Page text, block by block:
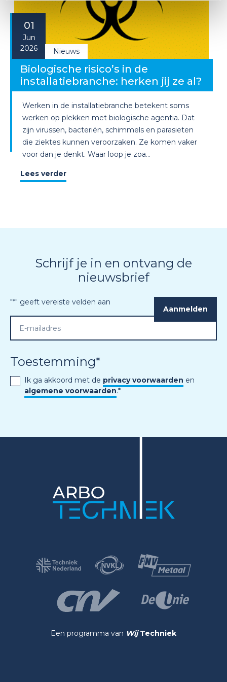
01
Jun
2026
Nieuws
Biologische risico’s in de
installatiebranche: herken jij ze al?
Werken in de installatiebranche betekent soms
werken op plekken met biologische agentia. Dat
zijn virussen, bacteriën, schimmels en parasieten
die ziektes kunnen veroorzaken. Ze komen vaker
voor dan je denkt. Waar loop je zoa...
Lees verder
Schrijf je in en ontvang de
nieuwsbrief
"*" geeft vereiste velden aan
Toestemming*
Ik ga akkoord met de privacy voorwaarden en
algemene voorwaarden.*
Een programma van Wij Techniek